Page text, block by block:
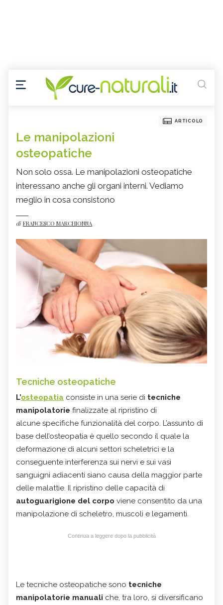
ARTICOLO
Le manipolazioni
osteopatiche
Non solo ossa. Le manipolazioni osteopatiche
interessano anche gli organi interni. Vediamo
meglio in cosa consistono
di FRANCESCO MARCHIONNA
Tecniche osteopatiche
L’osteopatia consiste in una serie di tecniche
manipolatorie finalizzate al ripristino di
alcune specifiche funzionalità del corpo. L’assunto di
base dell’osteopatia è quello secondo il quale la
deformazione di alcuni settori scheletrici e la
conseguente interferenza sui nervi e sui vasi
sanguigni adiacenti siano causa della maggior parte
delle malattie. Il ripristino delle capacità di
autoguarigione del corpo viene consentito da una
manipolazione di scheletro, muscoli e legamenti.
Continua a leggere dopo la pubblicità
Le tecniche osteopatiche sono tecniche
manipolatorie manuali che, tra loro, si diversificano